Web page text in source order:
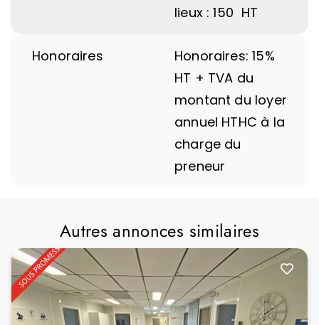
lieux : 150  HT
Honoraires
Honoraires: 15%
HT + TVA du
montant du loyer
annuel HTHC à la
charge du
preneur
Autres annonces similaires